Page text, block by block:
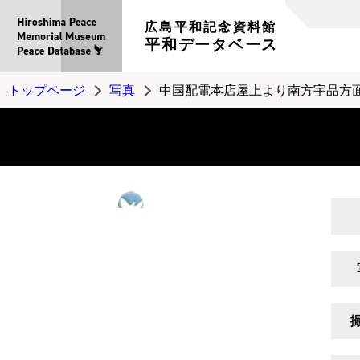
広島平和記念資料館
平和データベース
トップページ 写真 中国配電本店屋上より南方宇品方